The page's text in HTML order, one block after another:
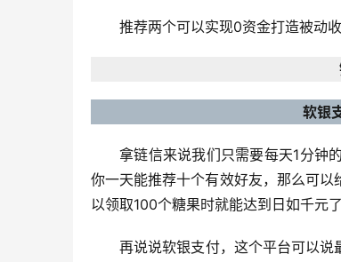
推荐两个可以实现0资金打造被动
软银
拿链信来说我们只需要每天1分钟
你一天能推荐十个有效好友，那么可
以领取100个糖果时就能达到日如千元了
再说说软银支付，这个平台可以